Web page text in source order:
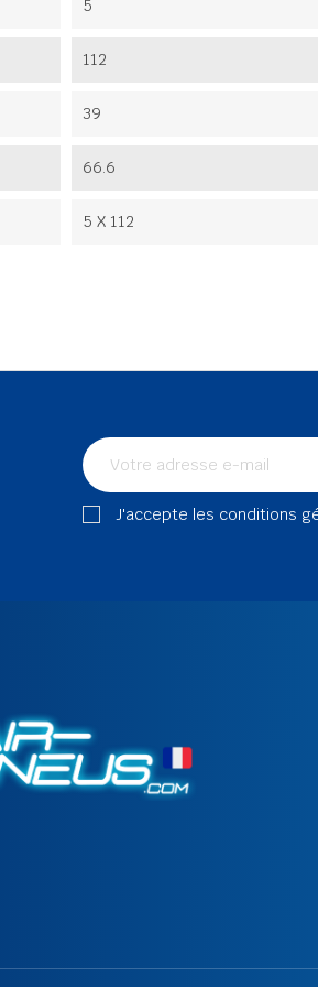
5
112
39
66.6
5 X 112
J'accepte les conditions